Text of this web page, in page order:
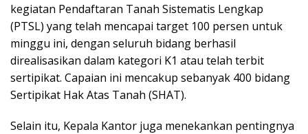
kegiatan Pendaftaran Tanah Sistematis Lengkap
(PTSL) yang telah mencapai target 100 persen untuk
minggu ini, dengan seluruh bidang berhasil
direalisasikan dalam kategori K1 atau telah terbit
sertipikat. Capaian ini mencakup sebanyak 400 bidang
Sertipikat Hak Atas Tanah (SHAT).
Selain itu, Kepala Kantor juga menekankan pentingnya